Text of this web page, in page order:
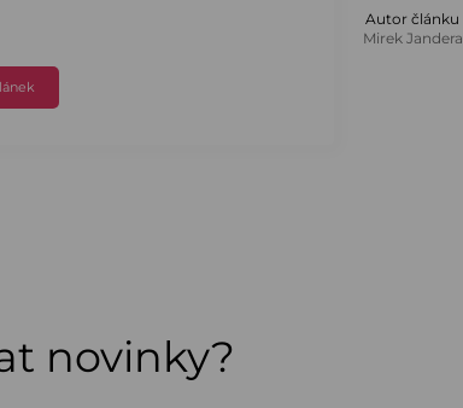
Autor článku
Mirek Jandera
novinky?